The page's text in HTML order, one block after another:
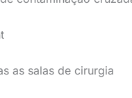
as salas de cirurgia